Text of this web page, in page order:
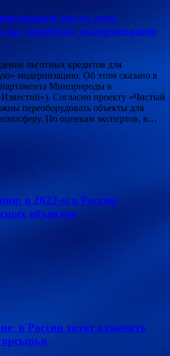
могут дать
на «зеленую» модернизацию
льготных кредитов для
модернизацию. Об этом сказано в
Минприроды в
Согласно проекту «Чистый
переоборудовать объекты для
По оценкам экспертов, в…
в 2022-м в России
объектов
в России хотят отменить